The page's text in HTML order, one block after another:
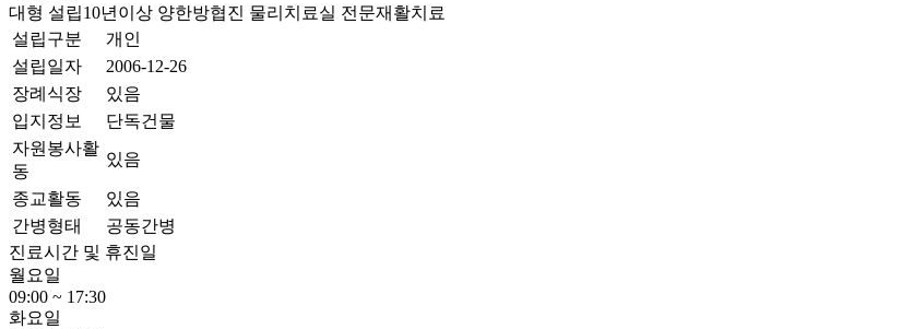
대형 설립10년이상 양한방협진 물리치료실 전문재활치료
설립구분
개인
설립일자
2006-12-26
장례식장
있음
입지정보
단독건물
자원봉사활
동
있음
종교활동
있음
간병형태
공동간병
진료시간 및 휴진일
월요일
09:00 ~ 17:30
화요일